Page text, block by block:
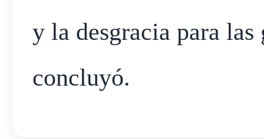
y la desgracia para las
concluyó.